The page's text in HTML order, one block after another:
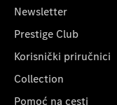
Newsletter
Prestige Club
Korisnički priručnici
Collection
Pomoć na cesti